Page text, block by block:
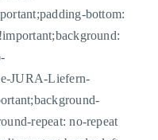
bottom:
JURA-Liefern-
repeat: no-repeat